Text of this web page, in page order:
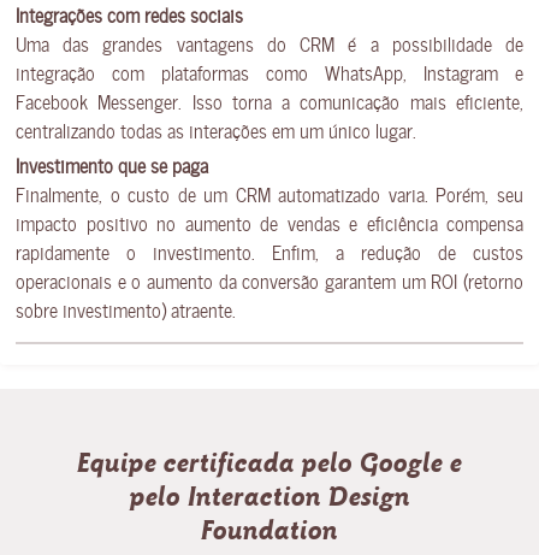
Integrações com redes sociais
Uma das grandes vantagens do CRM é a possibilidade de
integração com plataformas como WhatsApp, Instagram e
Facebook Messenger. Isso torna a comunicação mais eficiente,
centralizando todas as interações em um único lugar.
Investimento que se paga
Finalmente, o custo de um CRM automatizado varia. Porém, seu
impacto positivo no aumento de vendas e eficiência compensa
rapidamente o investimento. Enfim, a redução de custos
operacionais e o aumento da conversão garantem um ROI (retorno
sobre investimento) atraente.
Equipe certificada pelo Google e
pelo Interaction Design
Foundation